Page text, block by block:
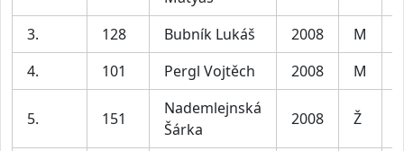
3. 128 Bubník Lukáš 2008 M
4.
101 Pergl Vojtěch 2008 M
5. 151
Nademlejnská
Šárka
2008 Ž